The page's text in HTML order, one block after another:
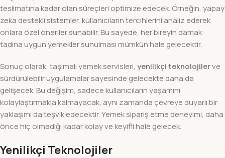
teslimatına kadar olan süreçleri optimize edecek. Örneğin, yapay
zeka destekli sistemler, kullanıcıların tercihlerini analiz ederek
onlara özel öneriler sunabilir. Bu sayede, her bireyin damak
tadına uygun yemekler sunulması mümkün hale gelecektir.
Sonuç olarak, taşımalı yemek servisleri, yenilikçi teknolojilerve
sürdürülebilir uygulamalar sayesinde gelecekte daha da
gelişecek. Bu değişim, sadece kullanıcıların yaşamını
kolaylaştırmakla kalmayacak, aynı zamanda çevreye duyarlı bir
yaklaşımı da teşvik edecektir. Yemek sipariş etme deneyimi, daha
önce hiç olmadığı kadar kolay ve keyifli hale gelecek.
Yenilikçi Teknolojiler